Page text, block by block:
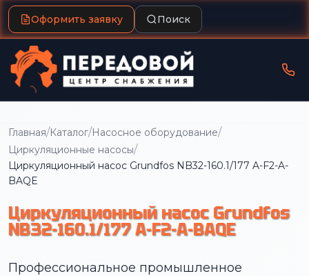
Оформить заявку Поиск
Главная/Каталог/Насосное оборудование/
Циркуляционные насосы/
Циркуляционный насос Grundfos NB32-160.1/177 A-F2-A-
BAQE
Циркуляционный насос Grundfos
NB32-160.1/177 A-F2-A-BAQE
Профессиональное промышленное